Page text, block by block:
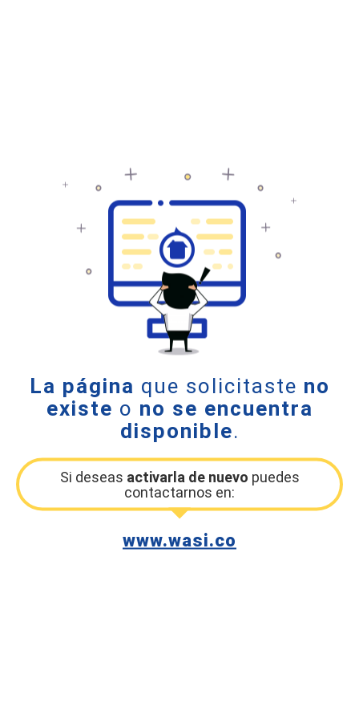
La página que solicitaste no
existe o no se encuentra
disponible.
Si deseas activarla de nuevo puedes
contactarnos en:
www.wasi.co